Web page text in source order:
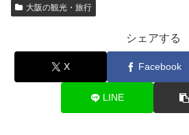
大阪の観光・旅行
シェアする
X Facebook
LINE